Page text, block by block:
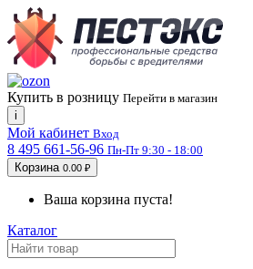
Купить в розницу Перейти в магазин
i
Мой кабинет Вход
8 495 661-56-96 Пн-Пт 9:30 - 18:00
Корзина 0.00 ₽
Ваша корзина пуста!
Каталог